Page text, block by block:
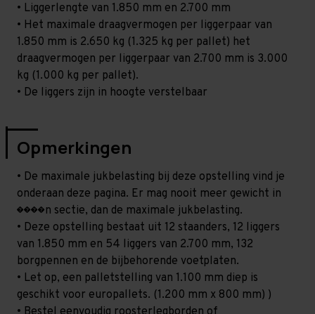
• Liggerlengte van 1.850 mm en 2.700 mm
• Het maximale draagvermogen per liggerpaar van
1.850 mm is 2.650 kg (1.325 kg per pallet) het
draagvermogen per liggerpaar van 2.700 mm is 3.000
kg (1.000 kg per pallet).
• De liggers zijn in hoogte verstelbaar
Opmerkingen
• De maximale jukbelasting bij deze opstelling vind je
onderaan deze pagina. Er mag nooit meer gewicht in
����n sectie, dan de maximale jukbelasting.
• Deze opstelling bestaat uit 12 staanders, 12 liggers
van 1.850 mm en 54 liggers van 2.700 mm, 132
borgpennen en de bijbehorende voetplaten.
• Let op, een palletstelling van 1.100 mm diep is
geschikt voor europallets. (1.200 mm x 800 mm) )